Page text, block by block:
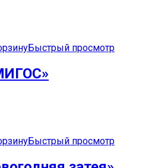
Быстрый просмотр
Быстрый просмотр